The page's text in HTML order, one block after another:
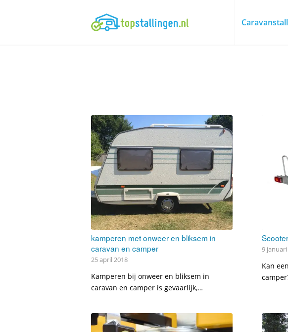
kamperen met onweer en bliksem in
caravan en camper
25 april 2018
Kamperen bij onweer en bliksem in
caravan en camper is gevaarlijk,…
9 januari
Kan